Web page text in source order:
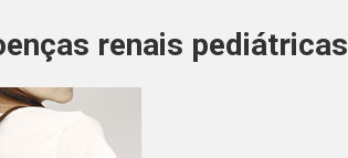
renais pediátricas